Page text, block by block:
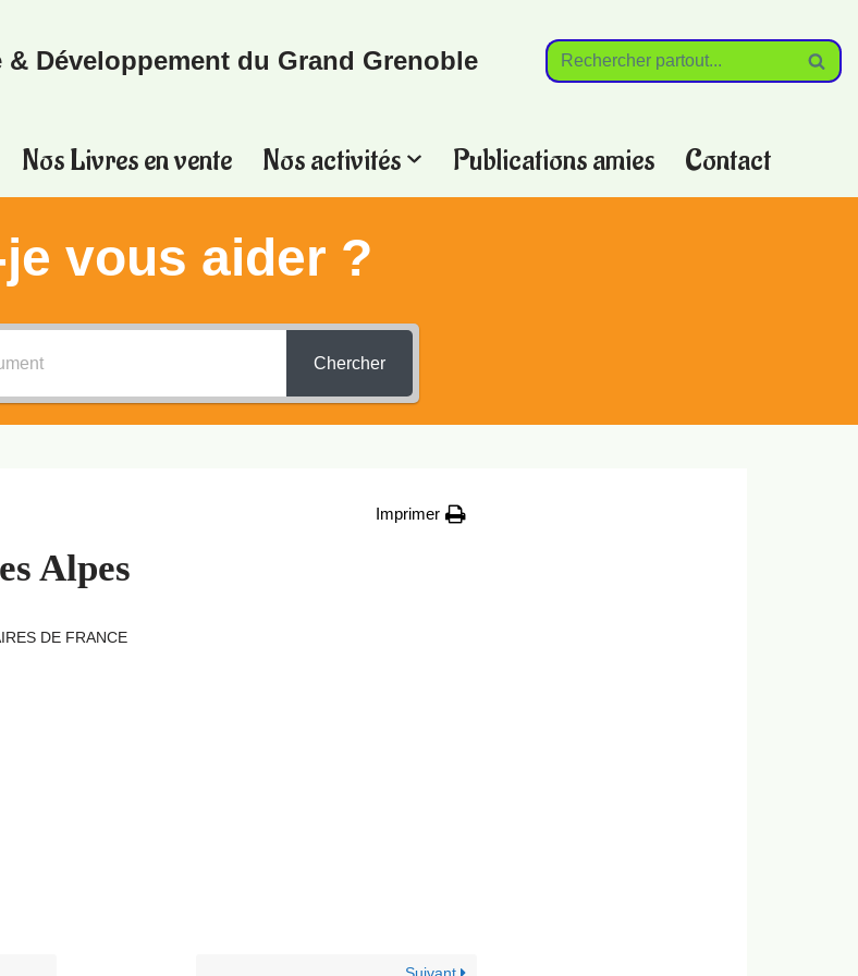
& Développement du Grand Grenoble
Nos Livres en vente Nos activités Publications amies Contact
vous aider ?
Chercher
Imprimer
Alpes
DE FRANCE